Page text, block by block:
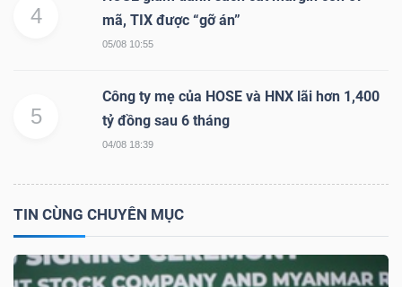
4
mã, TIX được “gỡ án”
05/08 10:55
5
Công ty mẹ của HOSE và HNX lãi hơn 1,400
tỷ đồng sau 6 tháng
04/08 18:39
TIN CÙNG CHUYÊN MỤC